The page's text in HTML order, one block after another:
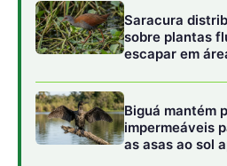
Essa política dialoga
estabelecidas pela Política
coordenada peloMinistério do
do Clima, que prevê prioridade à
reaproveitamento antes da
nesse contexto, deixa de ser
passa a compor o planejamento